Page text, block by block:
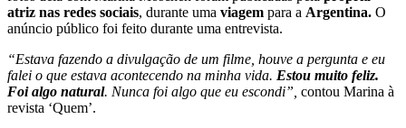
atriz nas redes sociais, durante uma viagem para a Argentina. O
anúncio público foi feito durante uma entrevista.
“Estava fazendo a divulgação de um filme, houve a pergunta e eu
falei o que estava acontecendo na minha vida. Estou muito feliz.
Foi algo natural. Nunca foi algo que eu escondi”, contou Marina à
revista ‘Quem’.